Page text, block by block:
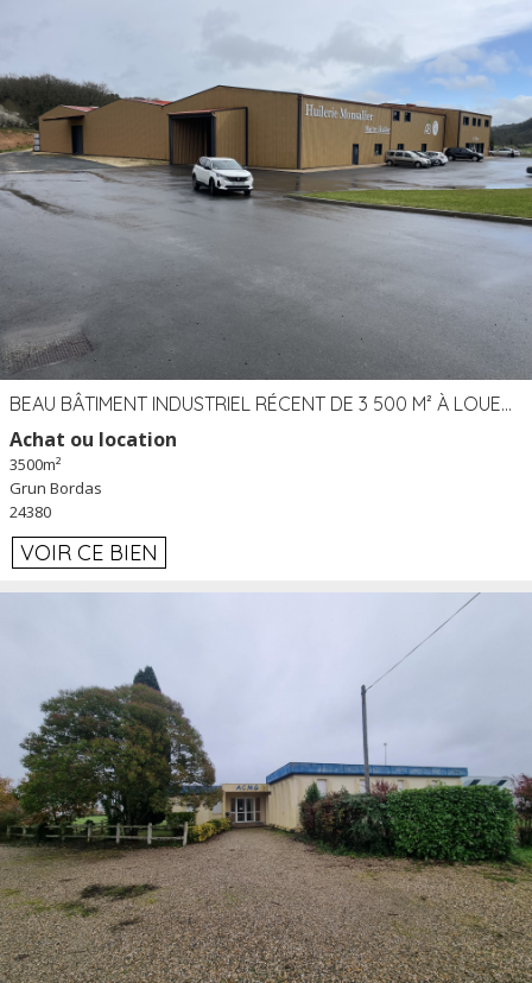
BEAU BÂTIMENT INDUSTRIEL RÉCENT DE 3 500 M² À LOUER OU VENDRE PROCHE PÉRIGUEUX (24)
Achat ou location
3500m²
Grun Bordas
24380
VOIR CE BIEN